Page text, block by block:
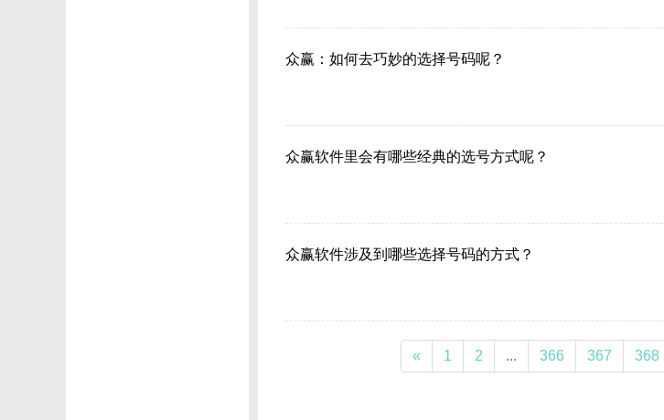
众赢：如何去巧妙的选择号码呢？
众赢软件里会有哪些经典的选号方式呢？
众赢软件涉及到哪些选择号码的方式？
« 1 2 ... 366 367 368